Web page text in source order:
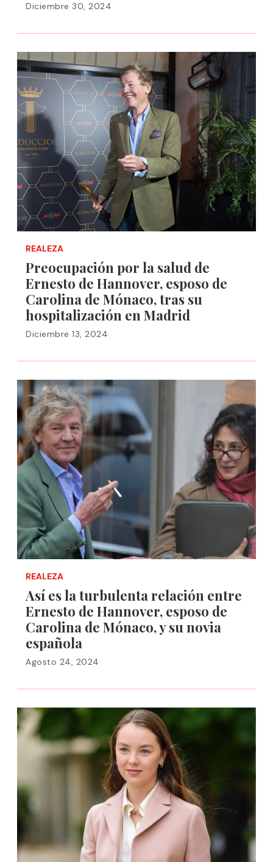
Diciembre 30, 2024
REALEZA
Preocupación por la salud de
Ernesto de Hannover, esposo de
Carolina de Mónaco, tras su
hospitalización en Madrid
Diciembre 13, 2024
REALEZA
Así es la turbulenta relación entre
Ernesto de Hannover, esposo de
Carolina de Mónaco, y su novia
española
Agosto 24, 2024